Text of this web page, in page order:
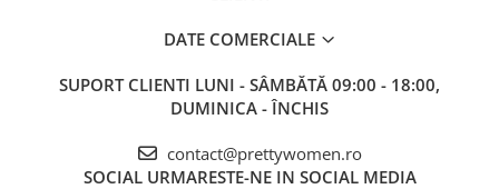
DATE COMERCIALE
SUPORT CLIENTI LUNI - SÂMBĂTĂ 09:00 - 18:00,
DUMINICA - ÎNCHIS
contact@prettywomen.ro
SOCIAL URMARESTE-NE IN SOCIAL MEDIA